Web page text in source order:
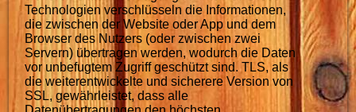
Technologien verschlüsseln die Informationen,
die zwischen der Website oder App und dem
Browser des Nutzers (oder zwischen zwei
Servern) übertragen werden, wodurch die Daten
vor unbefugtem Zugriff geschützt sind. TLS, als
die weiterentwickelte und sicherere Version von
SSL, gewährleistet, dass alle